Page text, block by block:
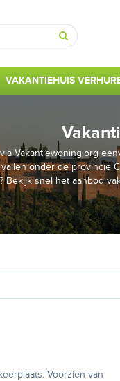
Zoeken
VAKANTIEHUIS
Vakantiewoning.org
onder de provincie
Bekijk snel het aanbod
Voorzien van